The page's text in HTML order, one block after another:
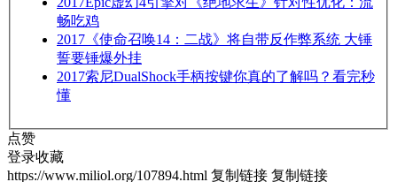
畅吃鸡
2017 《使命召唤14：二战》将自带反作弊系统 大锤
誓要锤爆外挂
2017索尼DualShock手柄按键你真的了解吗？看完秒
懂
点赞
登录收藏
https://www.miliol.org/107894.html 复制链接 复制链接